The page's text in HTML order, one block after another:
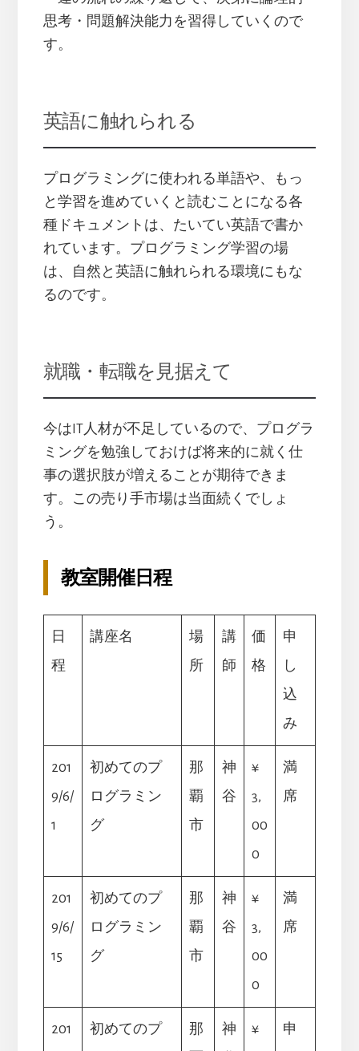
思考・問題解決能力を習得していくので
す。
英語に触れられる
プログラミングに使われる単語や、もっ
と学習を進めていくと読むことになる各
種ドキュメントは、たいてい英語で書か
れています。プログラミング学習の場
は、自然と英語に触れられる環境にもな
るのです。
就職・転職を見据えて
今はIT人材が不足しているので、プログラ
ミングを勉強しておけば将来的に就く仕
事の選択肢が増えることが期待できま
す。この売り手市場は当面続くでしょ
う。
教室開催日程
日
程
講座名
場
所
講
師
価
格
申
し
込
み
201
9/6/
1
初めてのプ
ログラミン
グ
那
覇
市
神
谷
¥
3,
00
0
満
席
201
9/6/
15
初めてのプ
ログラミン
グ
那
覇
市
神
谷
¥
3,
00
0
満
席
201 初めてのプ 那 神 ¥ 申